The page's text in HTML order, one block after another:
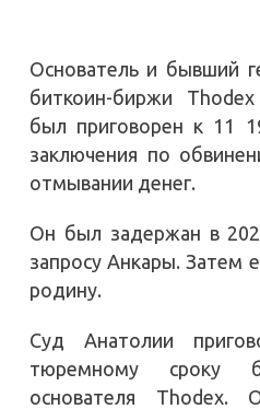
Основатель и бывший
биткоин-биржи
был приговорен к 11
заключения по
отмывании денег.
Он был задержан в
запросу Анкары. Затем
родину.
Суд Анатолии
тюремному сроку
основателя